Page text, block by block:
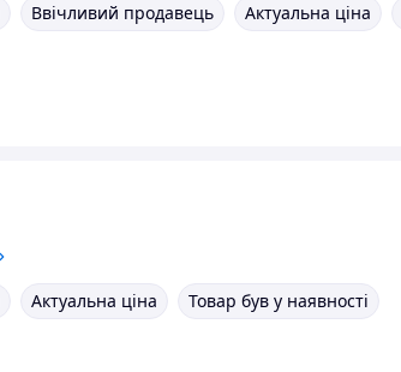
Ввічливий продавець Актуальна ціна
Актуальна ціна Товар був у наявності